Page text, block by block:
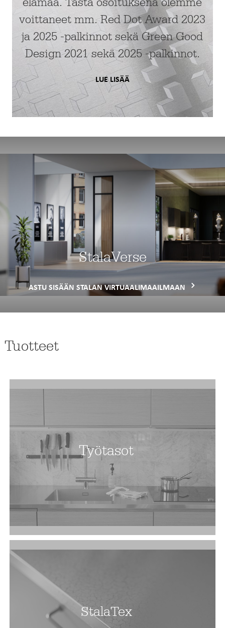
voittaneet mm. Red Dot Award 2023
ja 2025 -palkinnot sekä Green Good
Design 2021 sekä 2025 -palkinnot.
LUE LISÄÄ
StalaVerse
ASTU SISÄÄN STALAN VIRTUAALIMAAILMAAN
Tuotteet
Työtasot
StalaTex